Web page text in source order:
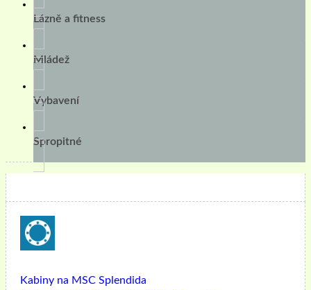
Lázně a fitness
Mládež
Vybavení
Spropitné
Kabiny na MSC Splendida